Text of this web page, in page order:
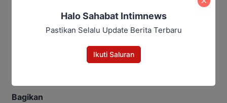
Berlanjut, Tiga Terdakwa Ajukan
Eksepsi
palangka raya Tas Purun
Bagikan
Halo Sahabat Intimnews
Pastikan Selalu Update Berita Terbaru
Ikuti Saluran